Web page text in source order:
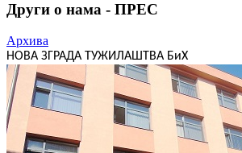
Други о нама - ПРЕС
Архива
НОВА ЗГРАДА ТУЖИЛАШТВА БиХ